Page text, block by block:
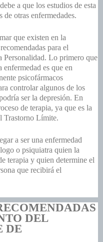
a que los estudios de esta
de otras enfermedades.
que existen en la
para el
Personalidad. Lo primero que
enfermedad es que en
psicofármacos
controlar algunos de los
ser la depresión. En
de terapia, ya que es la
Trastorno Límite.
a ser una enfermedad
o psiquiatra quien la
terapia y quien determine el
que recibirá el
DEL
DE